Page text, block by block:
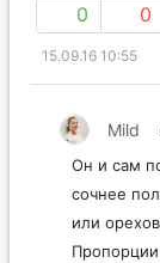
0 0
15.09.16 10:55
Mild
Он и сам
сочнее
или